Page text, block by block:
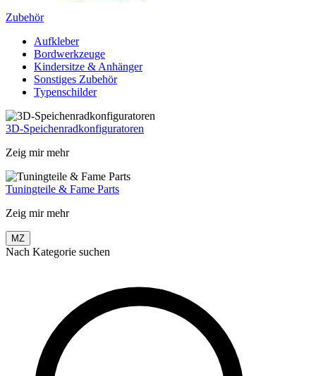
Zubehör
Aufkleber
Bordwerkzeuge
Kindersitze & Anhänger
Sonstiges Zubehör
Typenschilder
3D-Speichenradkonfiguratoren
Zeig mir mehr
Tuningteile & Fame Parts
Zeig mir mehr
MZ
Nach Kategorie suchen